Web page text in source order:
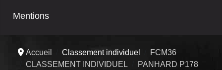
Mentions
Accueil Classement individuel
FCM36
CLASSEMENT INDIVIDUEL
PANHARD P178